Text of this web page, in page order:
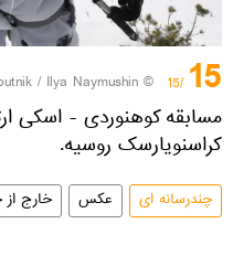
15
/15
© Sputnik / Ilya Naymushin
مسابقه کوهنوردی - اسکی
کراسنویارسک روسیه.
چندرسانه ای عکس خارج از